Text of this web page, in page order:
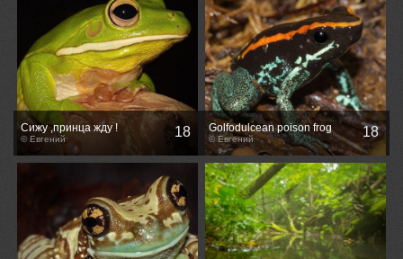
Сижу ,принца жду !
© Евгений 18
Golfodulcean poison frog
,Полосатый листолаз -
Phyllobates vittatus
© Евгений 18